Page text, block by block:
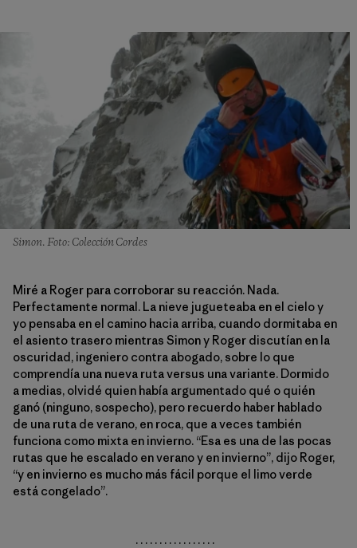
Simon. Foto: Colección Cordes
Miré a Roger para corroborar su reacción. Nada.
Perfectamente normal. La nieve jugueteaba en el cielo y
yo pensaba en el camino hacia arriba, cuando dormitaba en
el asiento trasero mientras Simon y Roger discutían en la
oscuridad, ingeniero contra abogado, sobre lo que
comprendía una nueva ruta versus una variante. Dormido
a medias, olvidé quien había argumentado qué o quién
ganó (ninguno, sospecho), pero recuerdo haber hablado
de una ruta de verano, en roca, que a veces también
funciona como mixta en invierno. “Esa es una de las pocas
rutas que he escalado en verano y en invierno”, dijo Roger,
“y en invierno es mucho más fácil porque el limo verde
está congelado”.
. . . . . . . . . . . . . . . . .